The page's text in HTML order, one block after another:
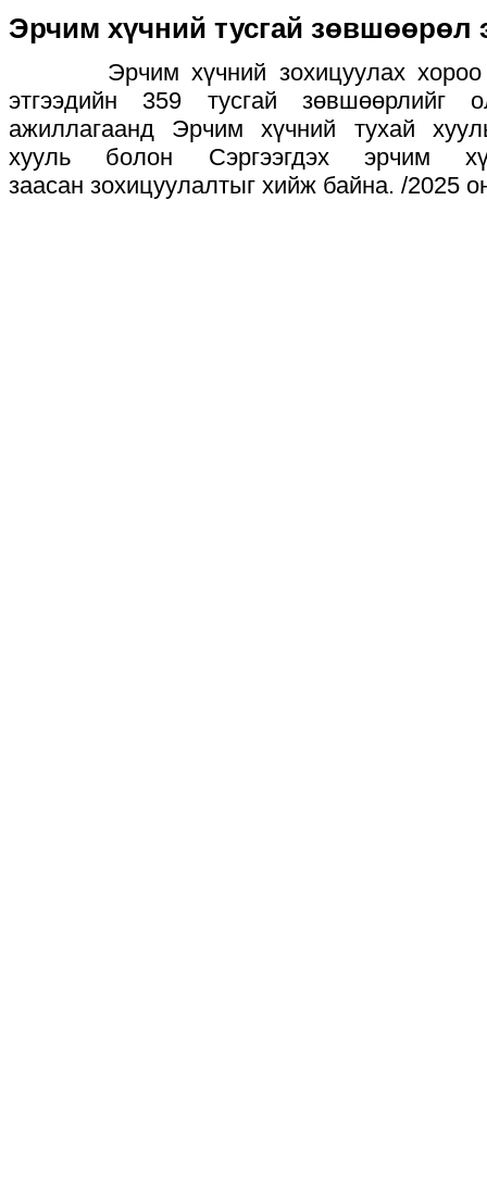
Эрчим хүчний тусгай зөвшөөрөл
Эрчим хүчний зохицуулах хороо
этгээдийн 359 тусгай зөвшөөрлийг
ажиллагаанд Эрчим хүчний тухай
хууль болон Сэргээгдэх эрчим
заасан зохицуулалтыг хийж байна. /2025